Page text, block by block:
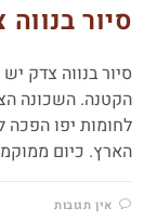
סיור
סיור בנווה צדק
הקטנה. השכונה
לחומות יפו הפכה
הארץ. כיום
אין תגובות